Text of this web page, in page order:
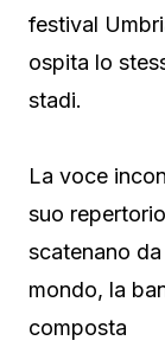
festival
ospita lo
stadi.
La voce
suo
scatenano
mondo, la
composta